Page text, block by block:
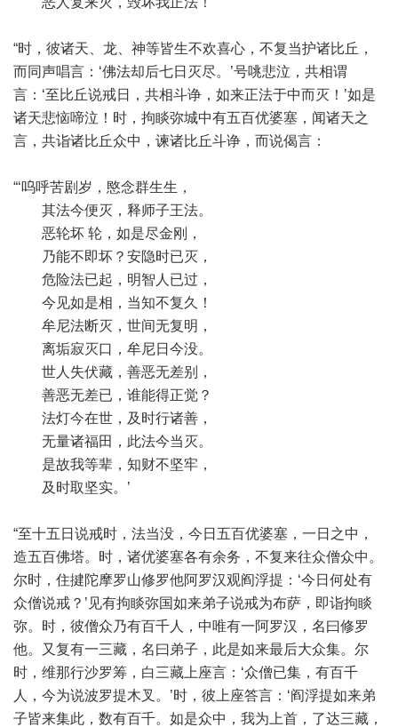
“时，彼诸天、龙、神等皆生不欢喜心，不复当护诸比丘，
而同声唱言：‘佛法却后七日灭尽。’号咷悲泣，共相谓
言：‘至比丘说戒日，共相斗诤，如来正法于中而灭！’如是
诸天悲恼啼泣！时，拘睒弥城中有五百优婆塞，闻诸天之
言，共诣诸比丘众中，谏诸比丘斗诤，而说偈言：
“‘呜呼苦剧岁，愍念群生生，
其法今便灭，释师子王法。
恶轮坏 轮，如是尽金刚，
乃能不即坏？安隐时已灭，
危险法已起，明智人已过，
今见如是相，当知不复久！
牟尼法断灭，世间无复明，
离垢寂灭口，牟尼日今没。
世人失伏藏，善恶无差别，
善恶无差已，谁能得正觉？
法灯今在世，及时行诸善，
无量诸福田，此法今当灭。
是故我等辈，知财不坚牢，
及时取坚实。’
“至十五日说戒时，法当没，今日五百优婆塞，一日之中，
造五百佛塔。时，诸优婆塞各有余务，不复来往众僧众中。
尔时，住揵陀摩罗山修罗他阿罗汉观阎浮提：‘今日何处有
众僧说戒？’见有拘睒弥国如来弟子说戒为布萨，即诣拘睒
弥。时，彼僧众乃有百千人，中唯有一阿罗汉，名曰修罗
他。又复有一三藏，名曰弟子，此是如来最后大众集。尔
时，维那行沙罗筹，白三藏上座言：‘众僧已集，有百千
人，今为说波罗提木叉。’时，彼上座答言：‘阎浮提如来弟
子皆来集此，数有百千。如是众中，我为上首，了达三藏，